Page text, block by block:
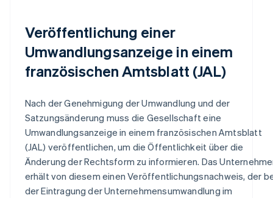
Veröffentlichung einer
Umwandlungsanzeige in einem
französischen Amtsblatt (JAL)
Nach der Genehmigung der Umwandlung und der
Satzungsänderung muss die Gesellschaft eine
Umwandlungsanzeige in einem französischen Amtsblatt
(JAL) veröffentlichen, um die Öffentlichkeit über die
Änderung der Rechtsform zu informieren. Das
erhält von diesem einen Veröffentlichungsnachweis, der
der Eintragung der Unternehmensumwandlung im